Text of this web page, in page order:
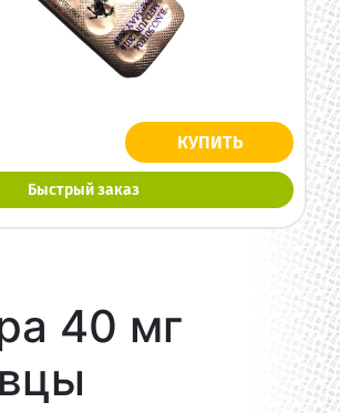
КУПИТЬ
Быстрый заказ
40 мг